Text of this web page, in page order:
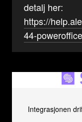
detalj her:
https://
44-
Integrasjonen